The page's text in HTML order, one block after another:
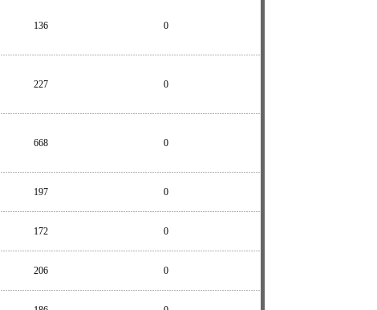
136 0
227 0
668 0
197 0
172 0
206 0